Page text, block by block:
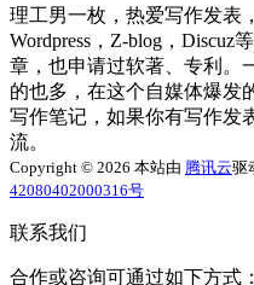
理工男一枚，热爱写作发表
Wordpress，Z-blog，Discuz
章，也申请过软著、专利。
的也多，在这个自媒体爆发
写作笔记，如果你有写作发
流。
Copyright © 2026 本站由 腾讯云驱
42080402000316号
联系我们
合作或咨询可通过如下方式：